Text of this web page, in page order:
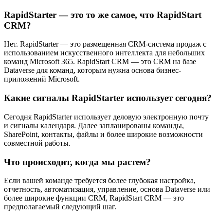
RapidStarter — это то же самое, что RapidStart
CRM?
Нет. RapidStarter — это размещенная CRM-система продаж с
использованием искусственного интеллекта для небольших
команд Microsoft 365. RapidStart CRM — это CRM на базе
Dataverse для команд, которым нужна основа бизнес-
приложений Microsoft.
Какие сигналы RapidStarter использует сегодня?
Сегодня RapidStarter использует деловую электронную почту
и сигналы календаря. Далее запланированы команды,
SharePoint, контакты, файлы и более широкие возможности
совместной работы.
Что происходит, когда мы растем?
Если вашей команде требуется более глубокая настройка,
отчетность, автоматизация, управление, основа Dataverse или
более широкие функции CRM, RapidStart CRM — это
предполагаемый следующий шаг.